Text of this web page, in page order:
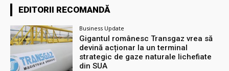
EDITORII RECOMANDĂ
Business Update
Gigantul românesc Transgaz vrea să
devină acționar la un terminal
strategic de gaze naturale lichefiate
din SUA